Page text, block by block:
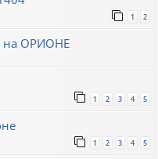
1 2
на ОРИОНЕ
1 2 3 4 5
1 2 3 4 5